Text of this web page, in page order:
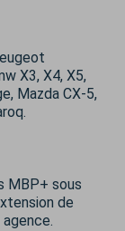
X3, X4, X5,
Mazda CX-5,
MBP+ sous
de